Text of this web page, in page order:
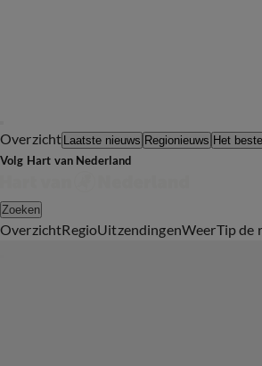
Overzicht Laatste nieuws Regionieuws Het
Volg Hart van Nederland
Zoeken
OverzichtRegioUitzendingenWeerTip de